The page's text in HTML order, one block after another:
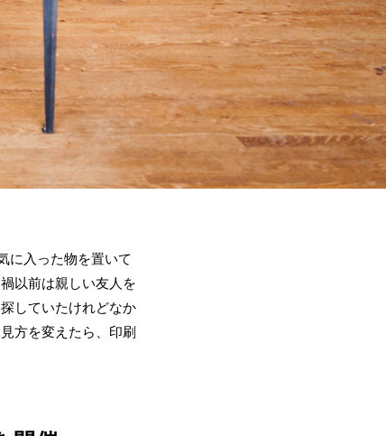
に入った物を置いて
以前は親しい友人を
していたけれどなか
方を変えたら、印刷